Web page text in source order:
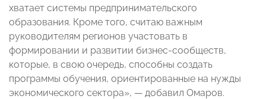
хватает системы предпринимательского
образования. Кроме того, считаю важным
руководителям регионов участовать в
формировании и развитии бизнес-сообществ,
которые, в свою очередь, способны создать
программы обучения, ориентированные на нужды
экономического сектора», — добавил Омаров.